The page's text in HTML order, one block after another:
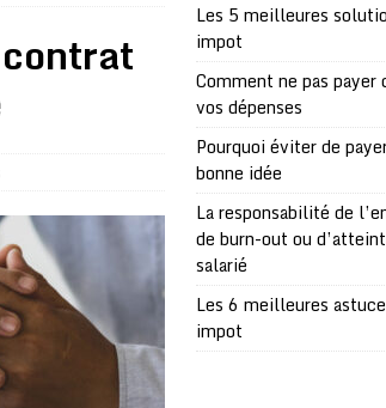
Les 5 meilleures
impot
Comment ne pas
vos dépenses
Pourquoi éviter de
bonne idée
La responsabilité de
de burn-out ou
salarié
Les 6 meilleures
impot